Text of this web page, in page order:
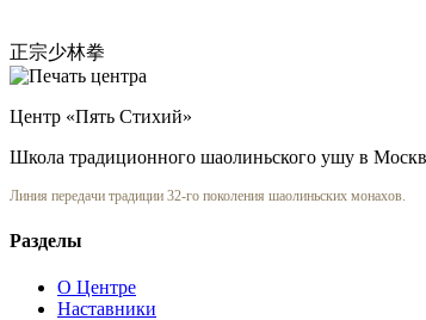
正宗少林拳
Центр «Пять Стихий»
Школа традиционного шаолиньского ушу в
Линия передачи традиции 32-го поколения шаолиньских монахов.
Разделы
О Центре
Наставники